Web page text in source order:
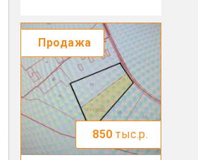
Продажа
850 тыс.р.